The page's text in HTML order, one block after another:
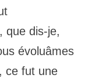
que dis-je,
évoluâmes
ce fut une